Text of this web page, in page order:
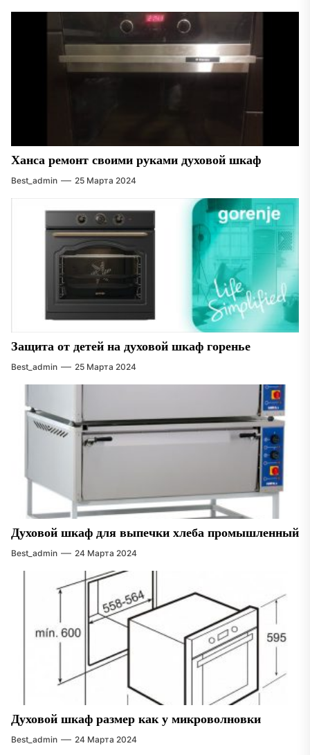
Ханса ремонт своими руками духовой шкаф
Best_admin 25 Марта 2024
Защита от детей на духовой шкаф горенье
Best_admin 25 Марта 2024
Духовой шкаф для выпечки хлеба промышленный
Best_admin 24 Марта 2024
Духовой шкаф размер как у микроволновки
Best_admin 24 Марта 2024